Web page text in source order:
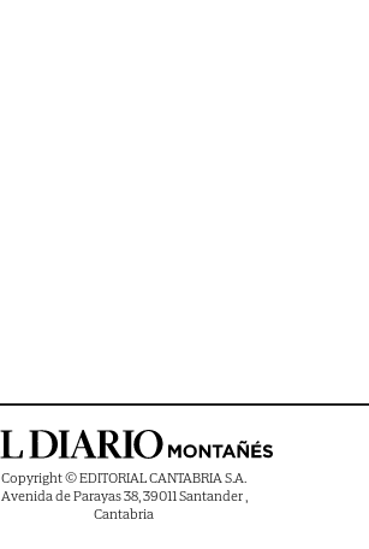
Copyright © EDITORIAL CANTABRIA S.A.
Avenida de Parayas 38, 39011 Santander ,
Cantabria